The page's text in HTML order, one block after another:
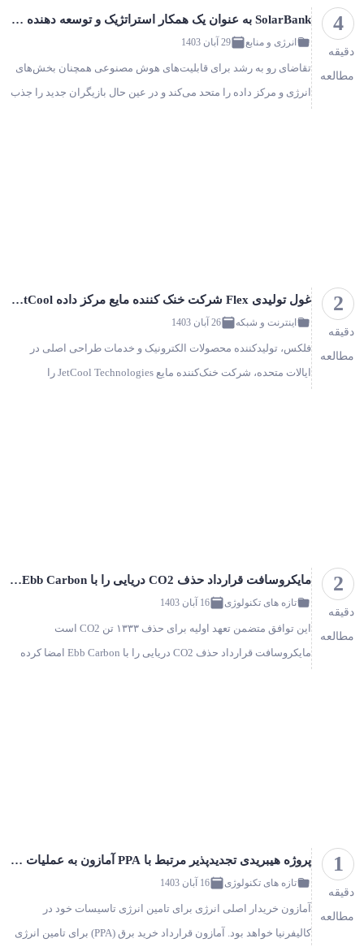
4
دقیقه
مطالعه
SolarBank به عنوان یک همکار استراتژیک و توسعه دهنده دانشگاه وارد بازار مرکز داده می شود!
انرژی و منابع 29 آبان 1403
تقاضای رو به رشد برای قابلیت‌های هوش مصنوعی همچنان بخش‌های
انرژی و مرکز داده را متحد می‌کند و در عین حال بازیگران جدید را جذب
2
دقیقه
مطالعه
غول تولیدی Flex شرکت خنک کننده مایع مرکز داده JetCool را خریداری کرد
اینترنت و شبکه 26 آبان 1403
فلکس، تولیدکننده محصولات الکترونیک و خدمات طراحی اصلی در
ایالات متحده، شرکت خنک‌‌کننده مایع JetCool Technologies را
2
دقیقه
مطالعه
مایکروسافت قرارداد حذف CO2 دریایی را با Ebb Carbon امضا کرد!
تازه های تکنولوژی 16 آبان 1403
این توافق متضمن تعهد اولیه برای حذف ۱۳۳۳ تن CO2 است
مایکروسافت قرارداد حذف CO2 دریایی را با Ebb Carbon امضا کرده
1
دقیقه
مطالعه
پروژه هیبریدی تجدیدپذیر مرتبط با PPA آمازون به عملیات تجاری می رسد!
تازه های تکنولوژی 16 آبان 1403
آمازون خریدار اصلی انرژی برای تامین انرژی تاسیسات خود در
کالیفرنیا خواهد بود. آمازون قرارداد خرید برق (PPA) برای تامین انرژی